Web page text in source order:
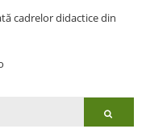
cadrelor didactice din